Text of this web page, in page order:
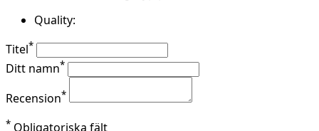
Quality:
Titel*
Ditt namn*
Recension*
* Obligatoriska fält